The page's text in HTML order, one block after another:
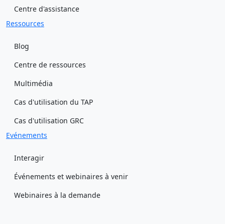
Centre d'assistance
Ressources
Blog
Centre de ressources
Multimédia
Cas d'utilisation du TAP
Cas d'utilisation GRC
Evénements
Interagir
Événements et webinaires à venir
Webinaires à la demande